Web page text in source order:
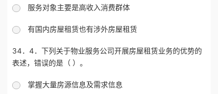
服务对象主要是高收入消费群体
有国内房屋租赁也有涉外房屋租赁
34．4．下列关于物业服务公司开展房屋租赁业务的优势的
表述，错误的是（ ）。
掌握大量房源信息及需求信息